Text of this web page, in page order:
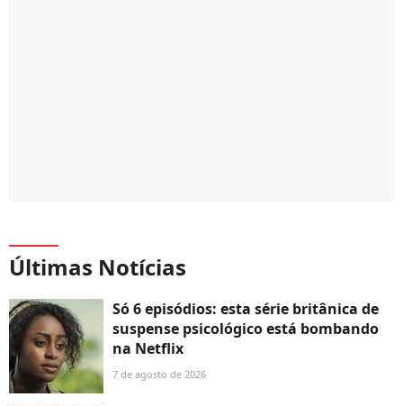
Últimas Notícias
Só 6 episódios: esta série britânica de
suspense psicológico está bombando
na Netflix
7 de agosto de 2026